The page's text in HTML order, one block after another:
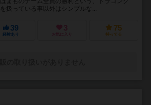
扱っている事以外はシンプルな...
39
経験あり
3
お気に入り
75
持ってる